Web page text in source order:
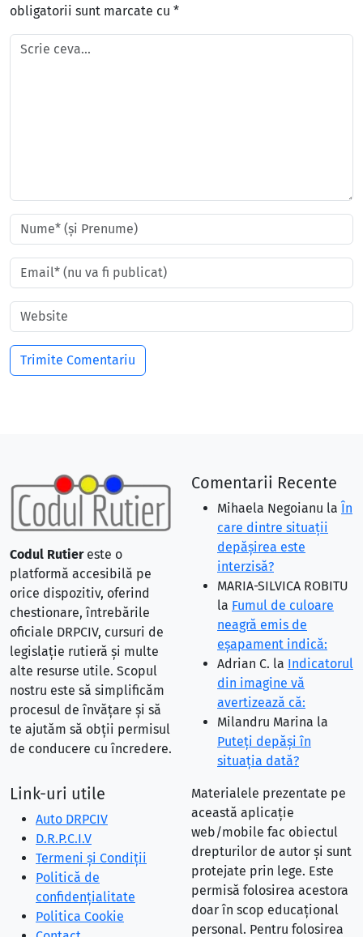
obligatorii sunt marcate cu *
Codul Rutiereste o
platformă accesibilă pe
orice dispozitiv, oferind
chestionare, întrebările
oficiale DRPCIV, cursuri de
legislație rutieră și multe
alte resurse utile. Scopul
nostru este să simplificăm
procesul de învățare și să
te ajutăm să obții permisul
de conducere cu încredere.
Comentarii Recente
Mihaela Negoianu la În
care dintre situaţii
depăşirea este
interzisă?
MARIA-SILVICA ROBITU
la Fumul de culoare
neagră emis de
eşapament indică:
Adrian C. la Indicatorul
din imagine vă
avertizează că:
Milandru Marina la
Puteţi depăşi în
situaţia dată?
Link-uri utile
Auto DRPCIV
D.R.P.C.I.V
Termeni și Condiții
Politică de
confidențialitate
Politica Cookie
Materialele prezentate pe
această aplicație
web/mobile fac obiectul
drepturilor de autor și sunt
protejate prin lege. Este
permisă folosirea acestora
doar în scop educațional
personal. Pentru folosirea